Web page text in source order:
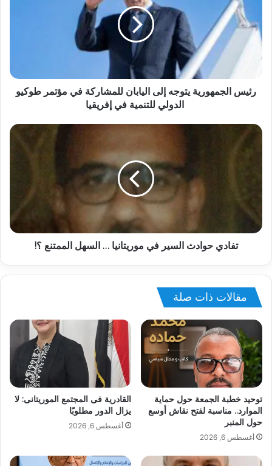
رئيس الجمهورية يتوجه إلى اليابان للمشاركة في مؤتمر طوكيو
الدولي للتنمية في إفريقيا
تفادي حوادث السير في موريتانيا … السهل الممتنع ؟!
مقالات ذات صلة
توحيد خطبة الجمعة حول حماية
الموارد.. مناسبة لفتح نقاش أوسع
حول المنبر
أغسطس 6, 2026
القادرية فى المجتمع الموريتانى: لا
يزال الدور مطلوبًا
أغسطس 6, 2026